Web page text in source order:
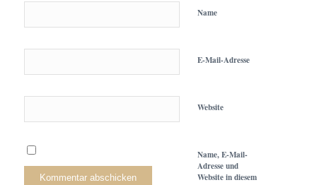
Name
E-Mail-Adresse
Website
Name, E-Mail-
Adresse und
Website in diesem